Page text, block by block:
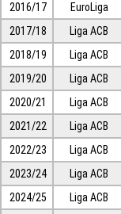
2016/17 EuroLiga
2017/18
Liga ACB
2018/19
Liga ACB
2019/20
Liga ACB
2020/21
Liga ACB
2021/22
Liga ACB
2022/23
Liga ACB
2023/24
Liga ACB
2024/25
Liga ACB